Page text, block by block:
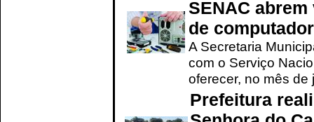
SENAC
de
A Secretaria
com o Serviço
oferecer, no mês de
Prefeitura